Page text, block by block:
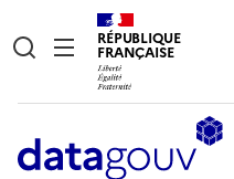
RÉPUBLIQUE
FRANÇAISE